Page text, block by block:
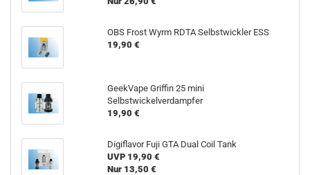
OBS Frost Wyrm RDTA Selbstwickler ESS
19,90 €
GeekVape Griffin 25 mini
Selbstwickelverdampfer
19,90 €
Digiflavor Fuji GTA Dual Coil Tank
UVP 19,90 €
Nur 13,50 €